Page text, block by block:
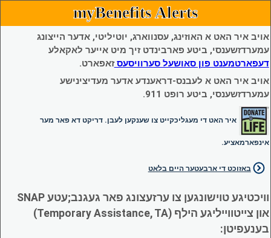
myBenefits Alerts
אויב איר האט א האוזינג, עסנווארג, יוטיליטי, אדער הייצונג
עמערדזשענסי, ביטע פארבינדט זיך מיט אייער לאקאלע
דעפארטמענט פון סאושעל סערוויסעסזאפארט.
אויב איר האט א לעבנס-דראענדע אדער מעדיצינישע
עמערדזשענסי, ביטע רופט 911.
איר האט די מעגליכקייט צו שענקען לעבן. דריקט דא פאר מער
אינפארמאציע.
באזוכט די ארבעטער היים בלאט
וויכטיגע טוישונגען צו ערזעצונג פאר געגנב;עטע SNAP
און צייטווייליגע הילף (Temporary Assistance, TA)
בענעפיטן: